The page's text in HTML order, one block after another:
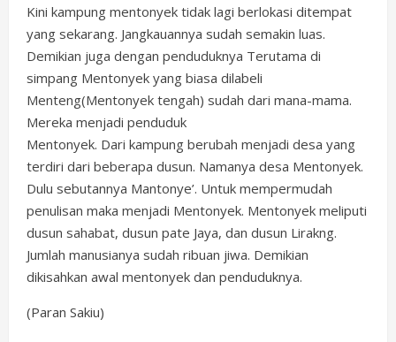
Kini kampung mentonyek tidak lagi berlokasi ditempat
yang sekarang. Jangkauannya sudah semakin luas.
Demikian juga dengan penduduknya Terutama di
simpang Mentonyek yang biasa dilabeli
Menteng(Mentonyek tengah) sudah dari mana-mama.
Mereka menjadi penduduk
Mentonyek. Dari kampung berubah menjadi desa yang
terdiri dari beberapa dusun. Namanya desa Mentonyek.
Dulu sebutannya Mantonye’. Untuk mempermudah
penulisan maka menjadi Mentonyek. Mentonyek meliputi
dusun sahabat, dusun pate Jaya, dan dusun Lirakng.
Jumlah manusianya sudah ribuan jiwa. Demikian
dikisahkan awal mentonyek dan penduduknya.
(Paran Sakiu)